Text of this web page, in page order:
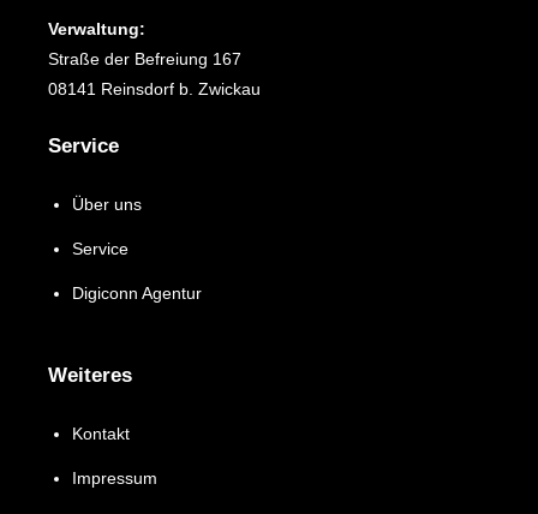
Verwaltung:
Straße der Befreiung 167
08141 Reinsdorf b. Zwickau
Service
Über uns
Service
Digiconn Agentur
Weiteres
Kontakt
Impressum